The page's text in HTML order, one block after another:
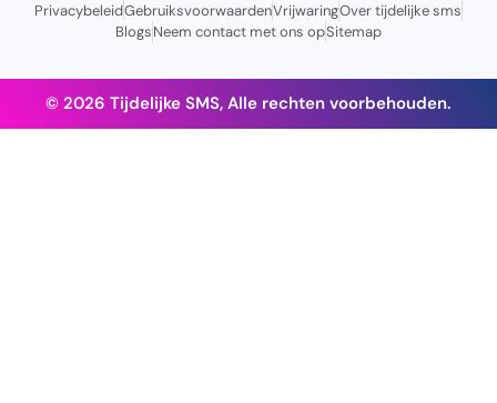
PrivacybeleidGebruiksvoorwaardenVrijwaringOver tijdelijke sms
BlogsNeem contact met ons opSitemap
© 2026 Tijdelijke SMS, Alle rechten voorbehouden.